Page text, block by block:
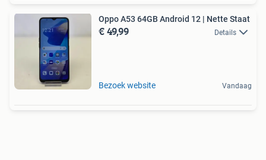
Oppo A53 64GB Android 12 | Nette Staat
€ 49,99 Details
Bezoek website Vandaag